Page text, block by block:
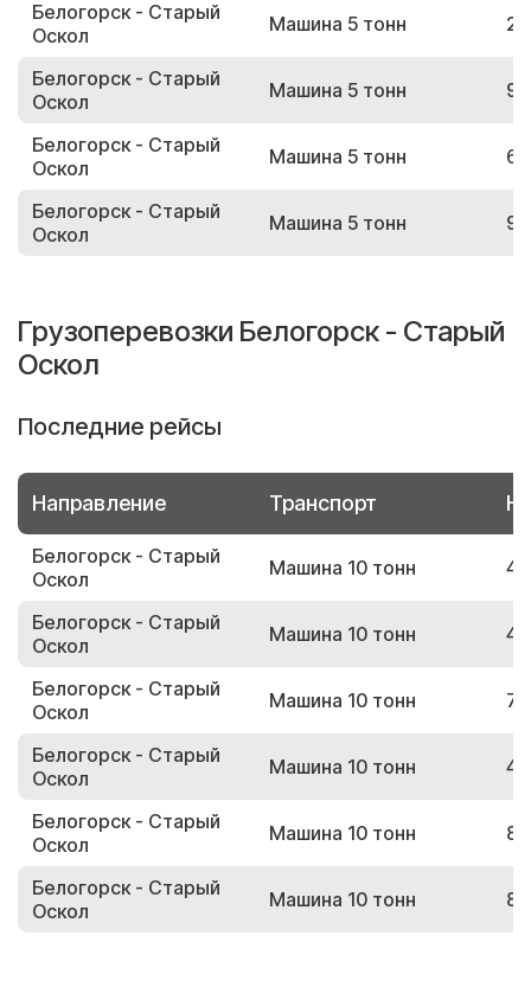
Белогорск - Старый
Оскол
Машина 5 тонн
Белогорск - Старый
Оскол
Машина 5 тонн
Белогорск - Старый
Оскол
Машина 5 тонн
Белогорск - Старый
Оскол
Машина 5 тонн
Грузоперевозки Белогорск - Старый
Оскол
Последние рейсы
Направление Транспорт
Белогорск - Старый
Оскол
Машина 10 тонн
Белогорск - Старый
Оскол
Машина 10 тонн
Белогорск - Старый
Оскол
Машина 10 тонн
Белогорск - Старый
Оскол
Машина 10 тонн
Белогорск - Старый
Оскол
Машина 10 тонн
Белогорск - Старый
Оскол
Машина 10 тонн